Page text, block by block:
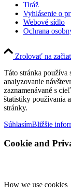
Tiráž
Vyhlásenie o
Webové sídlo
Ochrana
Zrolovať na
Táto stránka používa
analyzovanie
zaznamenávané s
štatistiky používania
stránky.
SúhlasímBližšie
Cookie and
How we use cookies